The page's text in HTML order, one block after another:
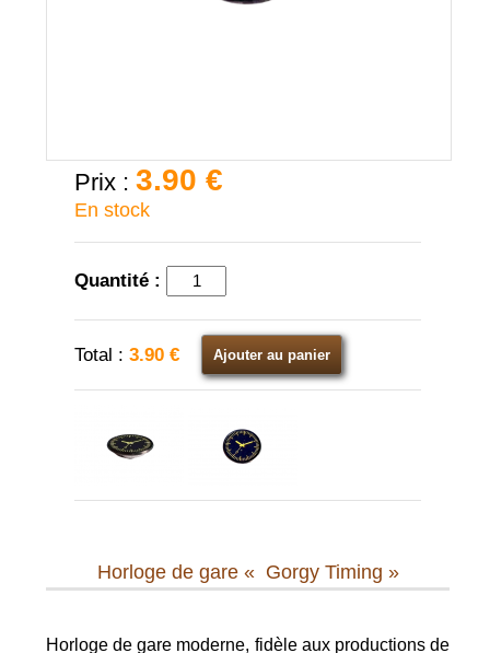
Prix :3.90 €
En stock
Quantité :
Total :3.90 € Ajouter au panier
Horloge de gare « Gorgy Timing »
Horloge de gare moderne, fidèle aux productions de